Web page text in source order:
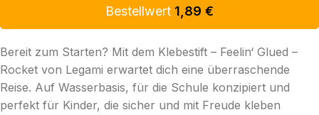
Bestellwert 1,89 €
Bereit zum Starten? Mit dem Klebestift – Feelin‘ Glued –
Rocket von Legami erwartet dich eine überraschende
Reise. Auf Wasserbasis, für die Schule konzipiert und
perfekt für Kinder, die sicher und mit Freude kleben